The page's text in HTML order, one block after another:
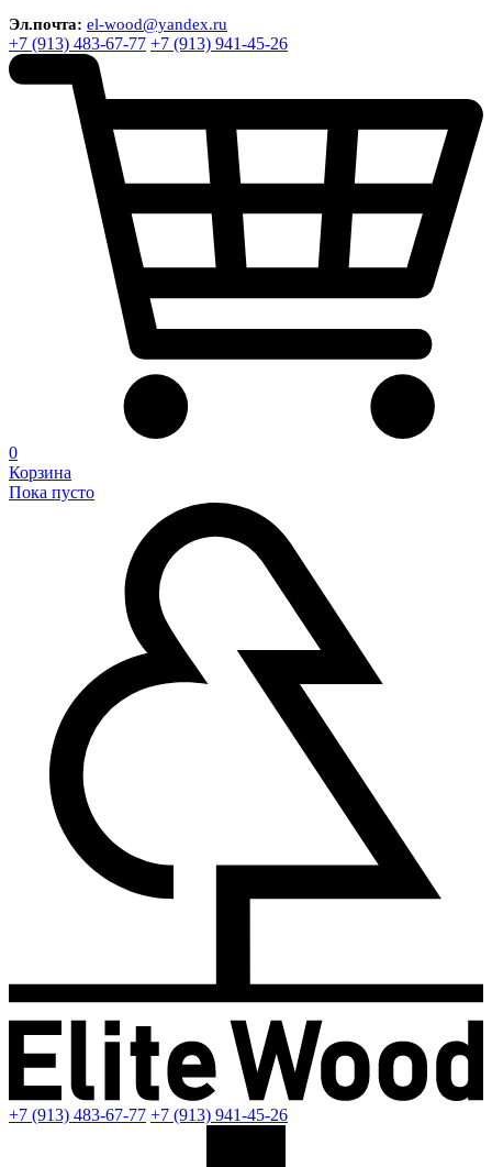
Эл.почта: el-wood@yandex.ru
+7 (913) 483-67-77 +7 (913) 941-45-26
0
Корзина
Пока пусто
+7 (913) 483-67-77 +7 (913) 941-45-26